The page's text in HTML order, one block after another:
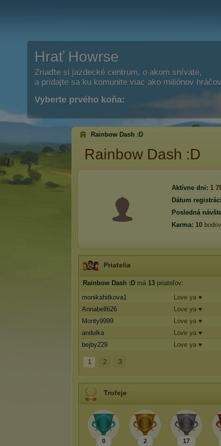
Hrať Howrse
Zriaďte si jazdecké centrum, o akom snívate,
a pridajte sa ku komunite viac ako miliónov
Vyberte prvého koňa:
Rainbow Dash :D
Rainbow Dash :D
Aktívne dni: 1
Dátum
Posledná
Karma: 10 bodov
Priatelia
Rainbow Dash :D má 13 priateľov:
monikahitkova1
Love ya ♥
Annabell626
Love ya ♥
Monty9999
Love ya ♥
andulka
Love ya ♥
bejby229
Love ya ♥
1 2 3
Trofeje
0 2 17